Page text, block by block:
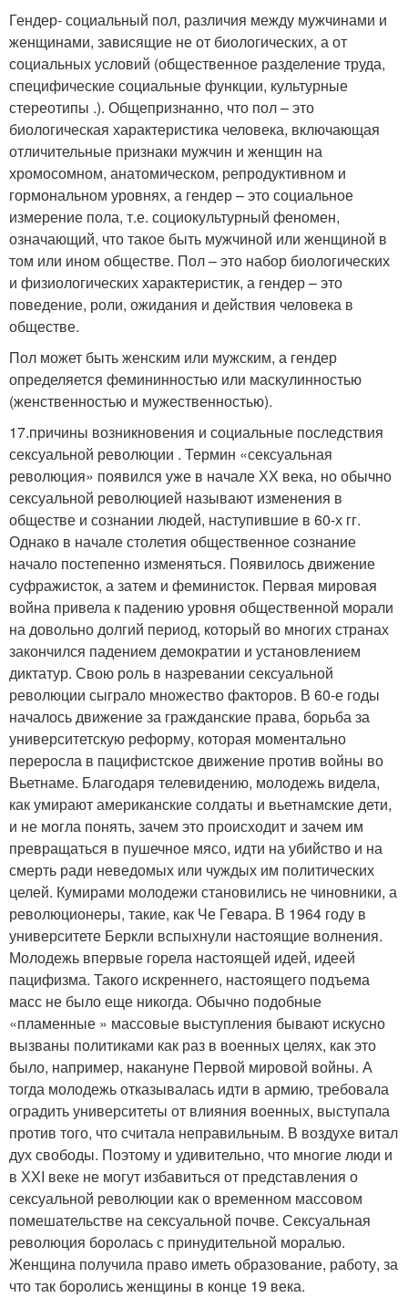
Гендер- социальный пол, различия между мужчинами и
женщинами, зависящие не от биологических, а от
социальных условий (общественное разделение труда,
специфические социальные функции, культурные
стереотипы .). Общепризнанно, что пол – это
биологическая характеристика человека, включающая
отличительные признаки мужчин и женщин на
хромосомном, анатомическом, репродуктивном и
гормональном уровнях, а гендер – это социальное
измерение пола, т.е. социокультурный феномен,
означающий, что такое быть мужчиной или женщиной в
том или ином обществе. Пол – это набор биологических
и физиологических характеристик, а гендер – это
поведение, роли, ожидания и действия человека в
обществе.
Пол может быть женским или мужским, а гендер
определяется фемининностью или маскулинностью
(женственностью и мужественностью).
17.причины возникновения и социальные последствия
сексуальной революции . Термин «сексуальная
революция» появился уже в начале ХХ века, но обычно
сексуальной революцией называют изменения в
обществе и сознании людей, наступившие в 60-х гг.
Однако в начале столетия общественное сознание
начало постепенно изменяться. Появилось движение
суфражисток, а затем и феминисток. Первая мировая
война привела к падению уровня общественной морали
на довольно долгий период, который во многих странах
закончился падением демократии и установлением
диктатур. Свою роль в назревании сексуальной
революции сыграло множество факторов. В 60-е годы
началось движение за гражданские права, борьба за
университетскую реформу, которая моментально
переросла в пацифистское движение против войны во
Вьетнаме. Благодаря телевидению, молодежь видела,
как умирают американские солдаты и вьетнамские дети,
и не могла понять, зачем это происходит и зачем им
превращаться в пушечное мясо, идти на убийство и на
смерть ради неведомых или чуждых им политических
целей. Кумирами молодежи становились не чиновники, а
революционеры, такие, как Че Гевара. В 1964 году в
университете Беркли вспыхнули настоящие волнения.
Молодежь впервые горела настоящей идей, идеей
пацифизма. Такого искреннего, настоящего подъема
масс не было еще никогда. Обычно подобные
«пламенные » массовые выступления бывают искусно
вызваны политиками как раз в военных целях, как это
было, например, накануне Первой мировой войны. А
тогда молодежь отказывалась идти в армию, требовала
оградить университеты от влияния военных, выступала
против того, что считала неправильным. В воздухе витал
дух свободы. Поэтому и удивительно, что многие люди и
в ХХI веке не могут избавиться от представления о
сексуальной революции как о временном массовом
помешательстве на сексуальной почве. Сексуальная
революция боролась с принудительной моралью.
Женщина получила право иметь образование, работу, за
что так боролись женщины в конце 19 века.